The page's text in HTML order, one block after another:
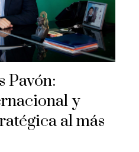
Pavón:
y
al más